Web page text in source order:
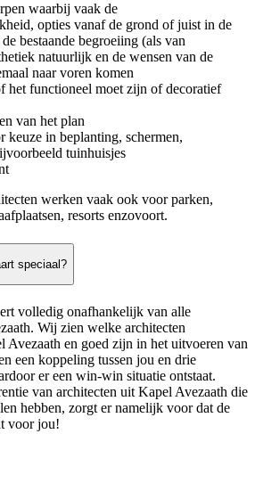
waarbij vaak de
opties vanaf de grond of juist in de
bestaande begroeiing (als van
natuurlijk en de wensen van de
naar voren komen
het functioneel moet zijn of decoratief
van het plan
keuze in beplanting, schermen,
tuinhuisjes
werken vaak ook voor parken,
resorts enzovoort.
speciaal?
volledig onafhankelijk van alle
Wij zien welke architecten
Avezaath en goed zijn in het uitvoeren van
een koppeling tussen jou en drie
er een win-win situatie ontstaat.
van architecten uit Kapel Avezaath die
hebben, zorgt er namelijk voor dat de
voor jou!